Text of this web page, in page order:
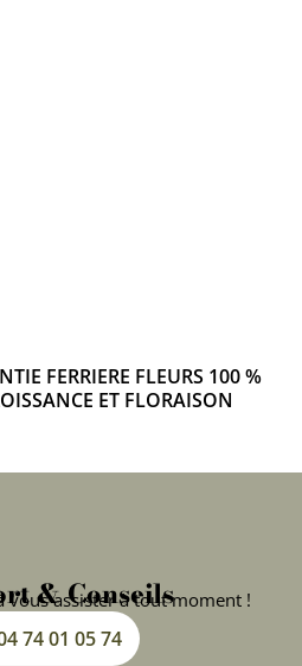
FERRIERE FLEURS 100 %
ET FLORAISON
& Conseils
vous assister à tout moment !
74 01 05 74